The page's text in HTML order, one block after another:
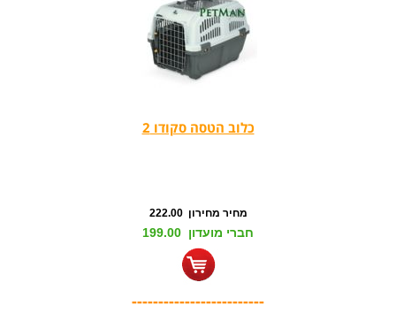
כלוב הטסה סקודו 2
מחיר מחירון 222.00
חברי מועדון 199.00
-------------------------